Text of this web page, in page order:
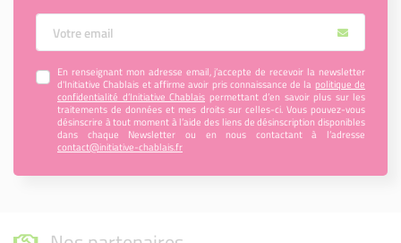
Votre Email
En renseignant mon adresse email, j’accepte de recevoir la newsletter
d'Initiative Chablais et affirme avoir pris connaissance de la politique de
confidentialité d’Initiative Chablais permettant d’en savoir plus sur les
traitements de données et mes droits sur celles-ci. Vous pouvez-vous
désinscrire à tout moment à l’aide des liens de désinscription disponibles
dans chaque Newsletter ou en nous contactant à l’adresse
contact@initiative-chablais.fr